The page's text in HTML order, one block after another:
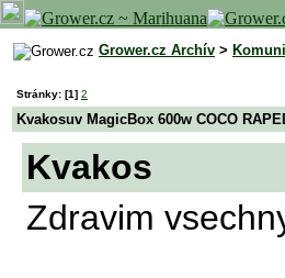
Grower.cz Archív >
Stránky: [1] 2
Kvakosuv MagicBox 600w COCO
Kvakos
Zdravim